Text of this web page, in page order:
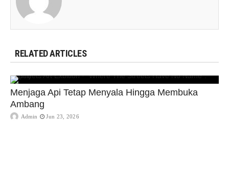
RELATED ARTICLES
Menjaga Api Tetap Menyala Hingga Membuka
Ambang
Admin Jun 23, 2026